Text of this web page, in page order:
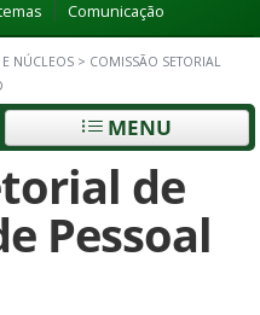
Comunicação
NÚCLEOS > COMISSÃO SETORIAL
MENU
de
Pessoal